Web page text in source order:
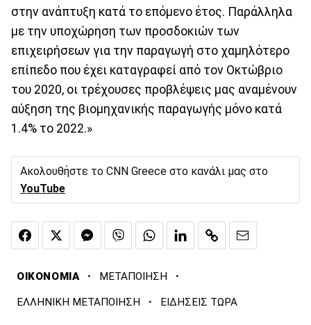
στην ανάπτυξη κατά το επόμενο έτος. Παράλληλα
με την υποχώρηση των προσδοκιών των
επιχειρήσεων για την παραγωγή στο χαμηλότερο
επίπεδο που έχει καταγραφεί από τον Οκτώβριο
του 2020, οι τρέχουσες προβλέψεις μας αναμένουν
αύξηση της βιομηχανικής παραγωγής μόνο κατά
1.4% το 2022.»
Ακολουθήστε το CNN Greece στο κανάλι μας στο
YouTube
ΟΙΚΟΝΟΜΙΑ · ΜΕΤΑΠΟΙΗΣΗ ·
ΕΛΛΗΝΙΚΗ ΜΕΤΑΠΟΙΗΣΗ · ΕΙΔΗΣΕΙΣ ΤΩΡΑ